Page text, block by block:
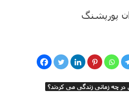
پورپشنگ
در چه زمانی زندگی می کردند؟